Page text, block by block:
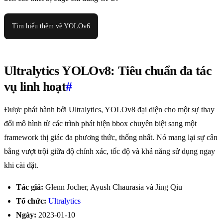
Tìm hiểu thêm về YOLOv6
Ultralytics YOLOv8: Tiêu chuẩn đa tác
vụ linh hoạt#
Được phát hành bởi Ultralytics, YOLOv8 đại diện cho một sự thay
đổi mô hình từ các trình phát hiện bbox chuyên biệt sang một
framework thị giác đa phương thức, thống nhất. Nó mang lại sự cân
bằng vượt trội giữa độ chính xác, tốc độ và khả năng sử dụng ngay
khi cài đặt.
Tác giả: Glenn Jocher, Ayush Chaurasia và Jing Qiu
Tổ chức: Ultralytics
Ngày: 2023-01-10